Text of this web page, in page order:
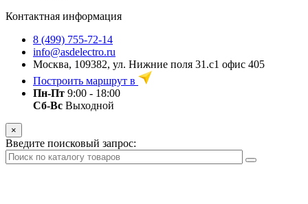
Контактная информация
8 (499) 755-72-14
info@asdelectro.ru
Москва, 109382, ул. Нижние поля 31.с1 офис 405
Построить маршрут в
Пн-Пт 9:00 - 18:00
Сб-Вс Выходной
×
Введите поисковый запрос: